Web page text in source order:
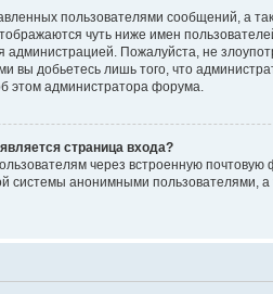
пользователями сообщений, а
чуть ниже имен
Пожалуйста, не
добьетесь лишь того, что
этом администратора форума.
страница входа?
через встроенную
анонимными пользователями,